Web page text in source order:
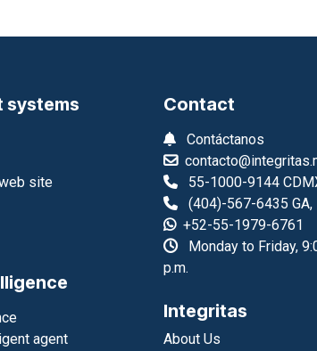
systems
site
agent
Contact
Contáctanos
55-1000-9144
(404)-567-6435 GA,
+52-55-1979-6761
Monday to Friday,
p.m.
Integritas
About Us